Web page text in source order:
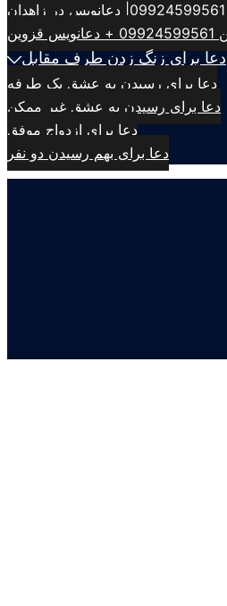
دعا برای زنگ زدن طرف مقابل
دعا برای رسیدن به عشق یک طرفه
دعا برای رسیدن به عشق غیر ممکن
دعا برای ازدواج موفق
دعا برای بهم رسیدن دو نفر